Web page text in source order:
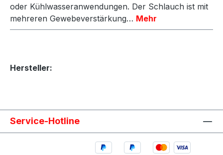
oder Kühlwasseranwendungen. Der Schlauch ist mit
mehreren Gewebeverstärkung… Mehr
Hersteller:
Service-Hotline